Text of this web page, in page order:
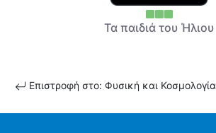
Τα παιδιά του Ήλιου
Επιστροφή στο: Φυσική και Κοσμολογία